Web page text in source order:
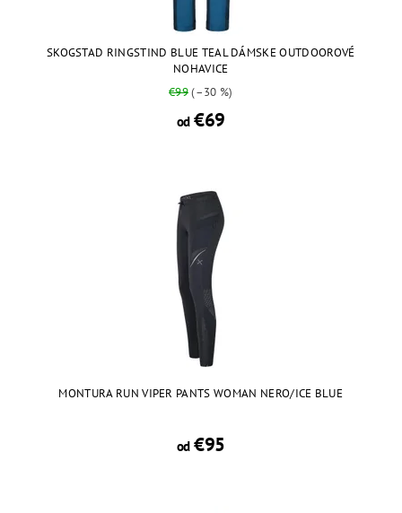
SKOGSTAD RINGSTIND BLUE TEAL DÁMSKE OUTDOOROVÉ
NOHAVICE
€99(–30 %)
od€69
MONTURA RUN VIPER PANTS WOMAN NERO/ICE BLUE
od€95